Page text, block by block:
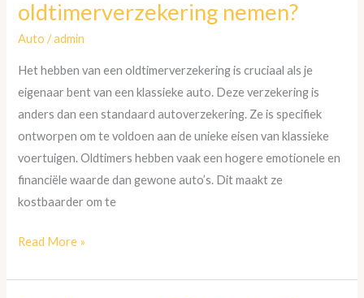
oldtimerverzekering nemen?
Auto /admin
Het hebben van een oldtimerverzekering is cruciaal als je
eigenaar bent van een klassieke auto. Deze verzekering is
anders dan een standaard autoverzekering. Ze is specifiek
ontworpen om te voldoen aan de unieke eisen van klassieke
voertuigen. Oldtimers hebben vaak een hogere emotionele en
financiële waarde dan gewone auto’s. Dit maakt ze
kostbaarder om te
Read More »